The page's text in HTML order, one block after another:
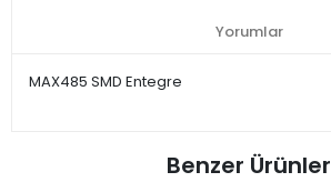
Yorumlar
MAX485 SMD Entegre
Benzer Ürünler